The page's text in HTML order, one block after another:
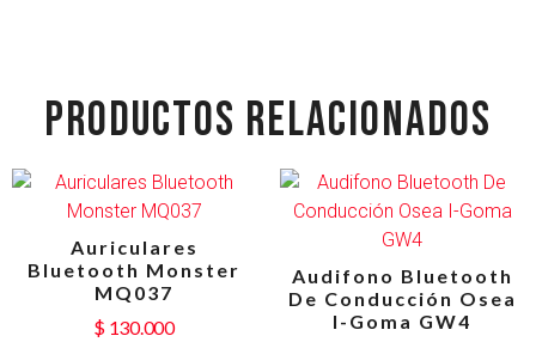
PRODUCTOS RELACIONADOS
Auriculares
Bluetooth Monster
MQ037
$ 130.000
Audifono Bluetooth
De Conducción Osea
I-Goma GW4